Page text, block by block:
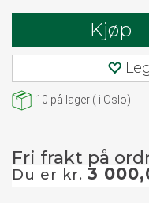
Kjøp
10 på lager ( i Oslo)
Fri frakt på
Du er kr. 3